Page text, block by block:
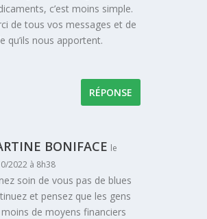
c’est moins simple.
de tous vos messages et de
qu’ils nous apportent.
RÉPONSE
BONIFACE le
2022 à 8h38
soin de vous pas de blues
et pensez que les gens
de moyens financiers